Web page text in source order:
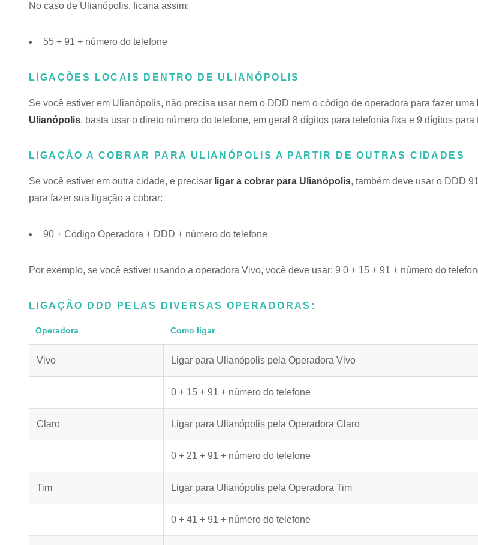
No caso de Ulianópolis, ficaria assim:
55 + 91 + número do telefone
LIGAÇÕES LOCAIS DENTRO DE ULIANÓPOLIS
Se você estiver em Ulianópolis, não precisa usar nem o DDD nem o código de operadora para fazer uma
Ulianópolis, basta usar o direto número do telefone, em geral 8 dígitos para telefonia fixa e 9 dígitos
LIGAÇÃO A COBRAR PARA ULIANÓPOLIS A PARTIR DE OUTRAS CIDADES
Se você estiver em outra cidade, e precisar ligar a cobrar para Ulianópolis, também deve usar o DDD
para fazer sua ligação a cobrar:
90 + Código Operadora + DDD + número do telefone
Por exemplo, se você estiver usando a operadora Vivo, você deve usar: 9 0 + 15 + 91 + número do
LIGAÇÃO DDD PELAS DIVERSAS OPERADORAS:
Operadora Como ligar
Vivo Ligar para Ulianópolis pela Operadora Vivo
0 + 15 + 91 + número do telefone
Claro Ligar para Ulianópolis pela Operadora Claro
0 + 21 + 91 + número do telefone
Tim Ligar para Ulianópolis pela Operadora Tim
0 + 41 + 91 + número do telefone